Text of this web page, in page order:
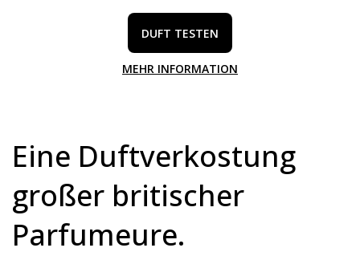
DUFT TESTEN
MEHR INFORMATION
Eine Duftverkostung
großer britischer
Parfumeure.